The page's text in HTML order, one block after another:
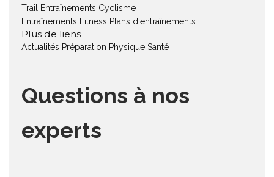
Trail
Entraînements Cyclisme
Entraînements Fitness Plans d'entraînements
Plus de liens
Actualités Préparation Physique Santé
Questions à nos
experts